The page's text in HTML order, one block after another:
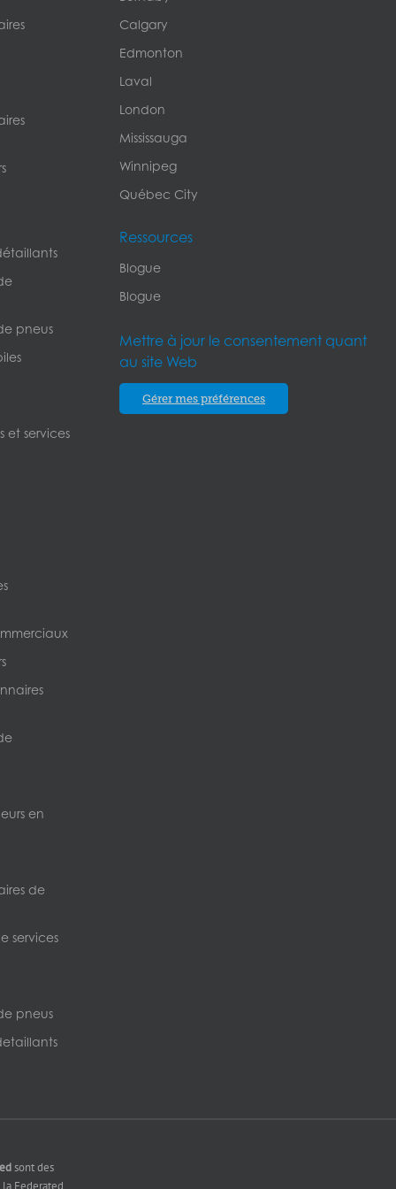
pneus
et services
en
de
services
pneus
Calgary
Edmonton
Laval
London
Mississauga
Winnipeg
Québec City
Ressources
Blogue
Blogue
Mettre à jour le consentement quant
au site Web
Gérer mes préférences
sont des
Federated